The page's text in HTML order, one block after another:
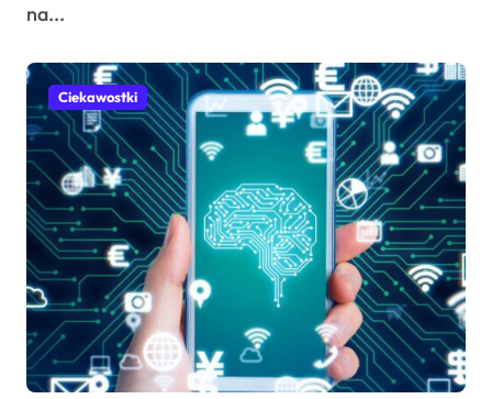
na...
Ciekawostki